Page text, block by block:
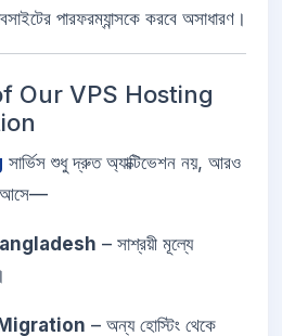
পারফরম্যান্সকে করবে অসাধারণ।
Our VPS Hosting
সার্ভিস শুধু দ্রুত অ্যাক্টিভেশন নয়, আরও
আসে—
– সাশ্রয়ী মূল্যে
– অন্য হোস্টিং থেকে